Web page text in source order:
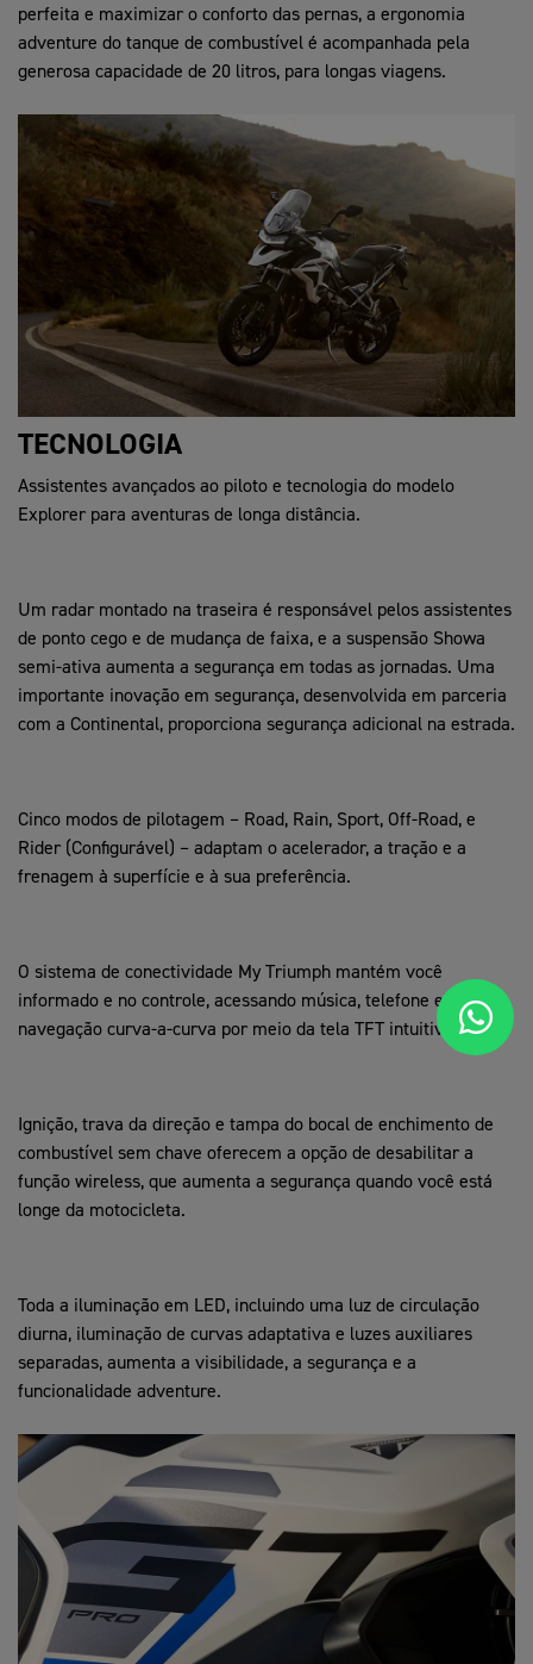
perfeita e maximizar o conforto das pernas, a ergonomia
adventure do tanque de combustível é acompanhada pela
generosa capacidade de 20 litros, para longas viagens.
TECNOLOGIA
Assistentes avançados ao piloto e tecnologia do modelo
Explorer para aventuras de longa distância.
Um radar montado na traseira é responsável pelos assistentes
de ponto cego e de mudança de faixa, e a suspensão Showa
semi-ativa aumenta a segurança em todas as jornadas. Uma
importante inovação em segurança, desenvolvida em parceria
com a Continental, proporciona segurança adicional na estrada.
Cinco modos de pilotagem – Road, Rain, Sport, Off-Road, e
Rider (Configurável) – adaptam o acelerador, a tração e a
frenagem à superfície e à sua preferência.
O sistema de conectividade My Triumph mantém você
informado e no controle, acessando música, telefone e
navegação curva-a-curva por meio da tela TFT intuitiva de 7".
Ignição, trava da direção e tampa do bocal de enchimento de
combustível sem chave oferecem a opção de desabilitar a
função wireless, que aumenta a segurança quando você está
longe da motocicleta.
Toda a iluminação em LED, incluindo uma luz de circulação
diurna, iluminação de curvas adaptativa e luzes auxiliares
separadas, aumenta a visibilidade, a segurança e a
funcionalidade adventure.